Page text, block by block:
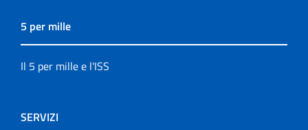
5 per mille
Il 5 per mille e l'ISS
SERVIZI